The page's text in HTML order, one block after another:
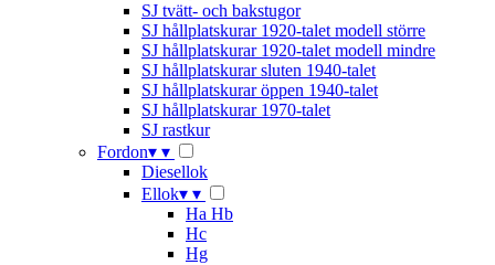
SJ tvätt- och bakstugor
SJ hållplatskurar 1920-talet modell större
SJ hållplatskurar 1920-talet modell mindre
SJ hållplatskurar sluten 1940-talet
SJ hållplatskurar öppen 1940-talet
SJ hållplatskurar 1970-talet
SJ rastkur
Fordon▾ ▾
Diesellok
Ellok▾ ▾
Ha Hb
Hc
Hg